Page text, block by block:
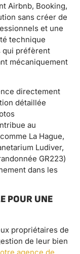
Airbnb, Booking,
sans créer de
et une
technique
qui préfèrent
mécaniquement
directement
détaillée
au
La Hague,
Ludiver,
GR223)
dans les
POUR UNE
propriétaires de
de leur bien